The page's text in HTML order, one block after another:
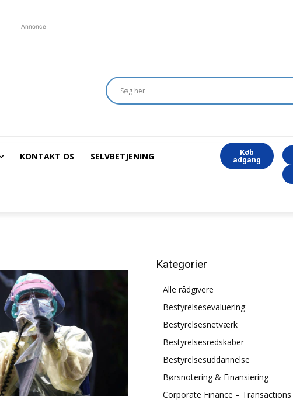
Annonce
KONTAKT OS SELVBETJENING
Køb
adgang
Kategorier
Alle rådgivere
Bestyrelsesevaluering
Bestyrelsesnetværk
Bestyrelsesredskaber
Bestyrelsesuddannelse
Børsnotering & Finansiering
Corporate Finance – Transactions